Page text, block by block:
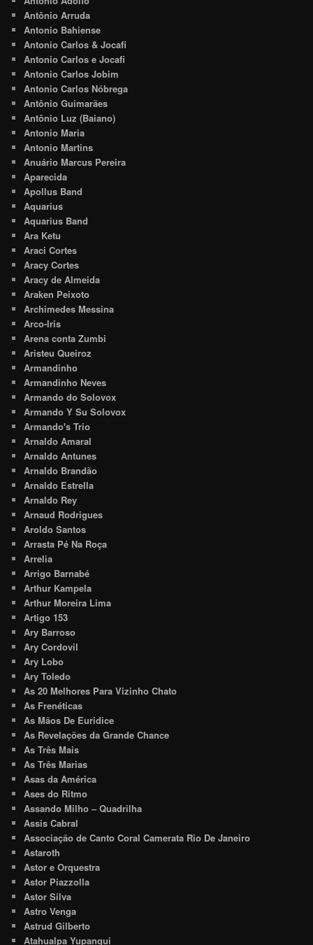
Antônio Arruda
Antonio Bahiense
Antonio Carlos & Jocafi
Antonio Carlos e Jocafi
Antonio Carlos Jobim
Antonio Carlos Nóbrega
Antônio Guimarães
Antônio Luz (Baiano)
Antonio Maria
Antonio Martins
Anuário Marcus Pereira
Aparecida
Apollus Band
Aquarius
Aquarius Band
Ara Ketu
Araci Cortes
Aracy Cortes
Aracy de Almeida
Araken Peixoto
Archimedes Messina
Arco-Iris
Arena conta Zumbi
Aristeu Queiroz
Armandinho
Armandinho Neves
Armando do Solovox
Armando Y Su Solovox
Armando's Trio
Arnaldo Amaral
Arnaldo Antunes
Arnaldo Brandão
Arnaldo Estrella
Arnaldo Rey
Arnaud Rodrigues
Aroldo Santos
Arrasta Pé Na Roça
Arrelia
Arrigo Barnabé
Arthur Kampela
Arthur Moreira Lima
Artigo 153
Ary Barroso
Ary Cordovil
Ary Lobo
Ary Toledo
As 20 Melhores Para Vizinho Chato
As Frenéticas
As Mãos De Euridice
As Revelações da Grande Chance
As Três Mais
As Três Marias
Asas da América
Ases do Ritmo
Assando Milho – Quadrilha
Assis Cabral
Associação de Canto Coral Camerata Rio De Janeiro
Astaroth
Astor e Orquestra
Astor Piazzolla
Astor Silva
Astro Venga
Astrud Gilberto
Atahualpa Yupanqui